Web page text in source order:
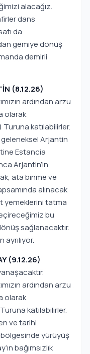
alacağız.
dans
da
gemiye dönüş
demirli
(8.12.26)
ardından arzu
olarak
katılabilirler.
Arjantin
Estancia
Arjantin’in
ata binme ve
alınacak
yemeklerini tatma
bu
sağlanacaktır.
(9.12.26)
ardından arzu
olarak
katılabilirler.
ve tarihi
bölgesinde yürüyüş
bağımsızlık